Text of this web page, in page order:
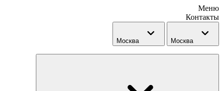
Меню
Контакты
Москва Москва